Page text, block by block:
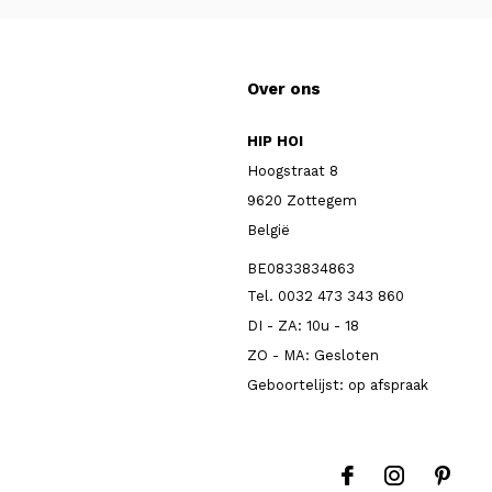
Over ons
HIP HOI
Hoogstraat 8
9620 Zottegem
België
BE0833834863
Tel. 0032 473 343 860
DI - ZA: 10u - 18
ZO - MA: Gesloten
Geboortelijst: op afspraak